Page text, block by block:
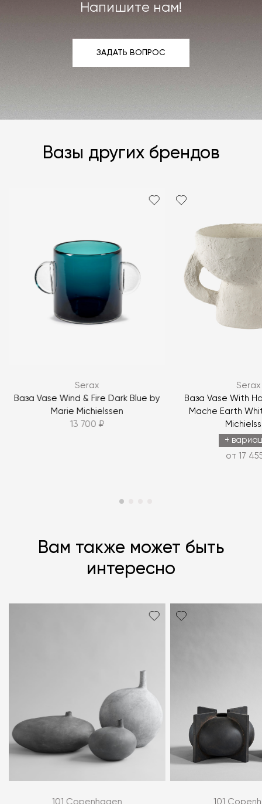
Напишите нам!
ЗАДАТЬ ВОПРОС
ЗАДАТЬ ВОПРОС
ЗАДАТЬ ВОПРОС
Вазы других брендов
Serax
Ваза Vase Wind & Fire Dark Blue by
Marie Michielssen
13 700 ₽
Serax
Ваза Vase With
Mache Earth
+
от 17
Вам также может быть
интересно
101 Copenhagen
101